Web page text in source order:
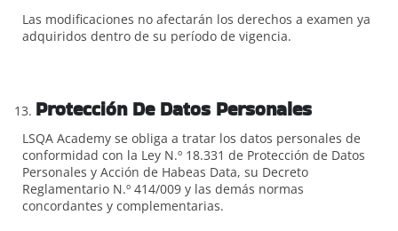
Las modificaciones no afectarán los derechos a examen ya
adquiridos dentro de su período de vigencia.
Protección De Datos Personales
LSQA Academy se obliga a tratar los datos personales de
conformidad con la Ley N.º 18.331 de Protección de Datos
Personales y Acción de Habeas Data, su Decreto
Reglamentario N.º 414/009 y las demás normas
concordantes y complementarias.